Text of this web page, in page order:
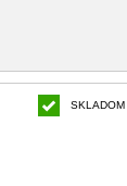
SKLADOM